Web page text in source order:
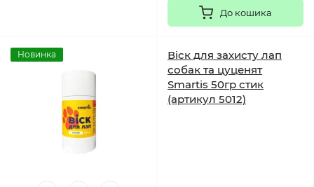
До кошика
Новинка
Віск для захисту лап
собак та цуценят
Smartis 50гр стик
(артикул 5012)